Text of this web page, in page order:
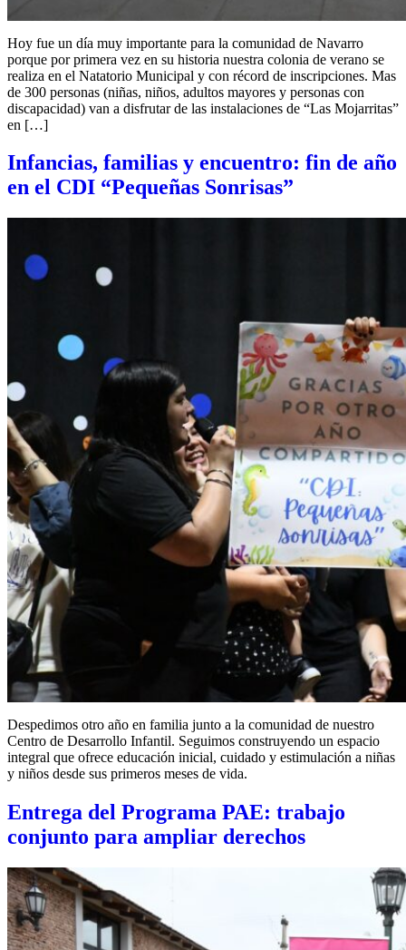
Hoy fue un día muy importante para la comunidad de Navarro
porque por primera vez en su historia nuestra colonia de verano se
realiza en el Natatorio Municipal y con récord de inscripciones. Mas
de 300 personas (niñas, niños, adultos mayores y personas con
discapacidad) van a disfrutar de las instalaciones de “Las Mojarritas”
en […]
Infancias, familias y encuentro: fin de año
en el CDI “Pequeñas Sonrisas”
Despedimos otro año en familia junto a la comunidad de nuestro
Centro de Desarrollo Infantil. Seguimos construyendo un espacio
integral que ofrece educación inicial, cuidado y estimulación a niñas
y niños desde sus primeros meses de vida.
Entrega del Programa PAE: trabajo
conjunto para ampliar derechos